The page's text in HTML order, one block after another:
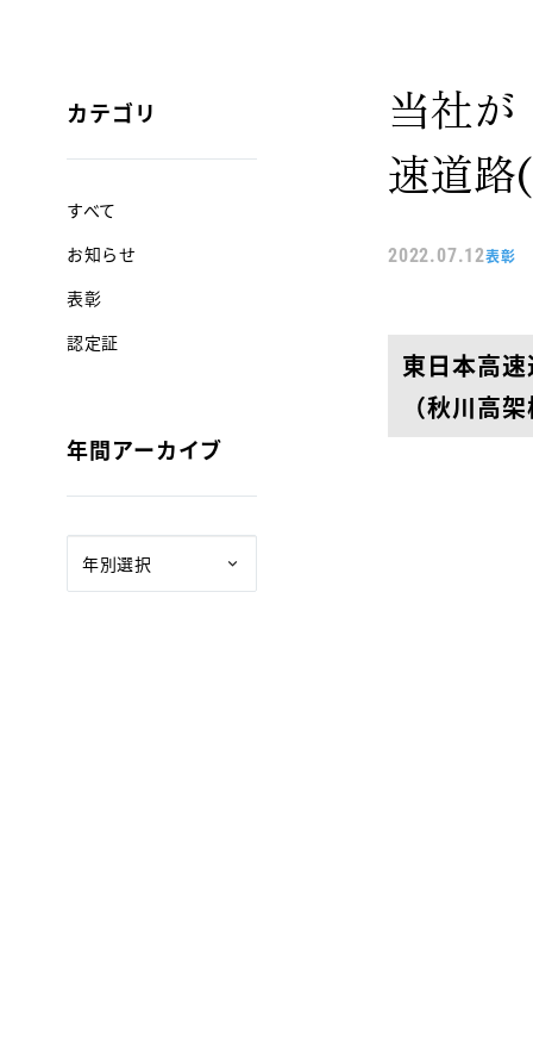
当社
速道路
2022.07.12表彰
東日本高
（秋川高
カテゴリ
すべて
お知らせ
表彰
認定証
年間アーカイブ